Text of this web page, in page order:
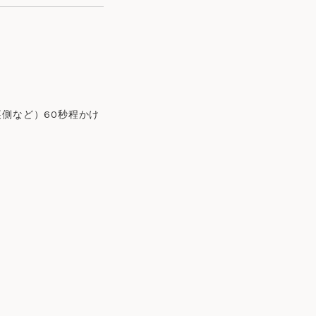
など）60秒程かけ